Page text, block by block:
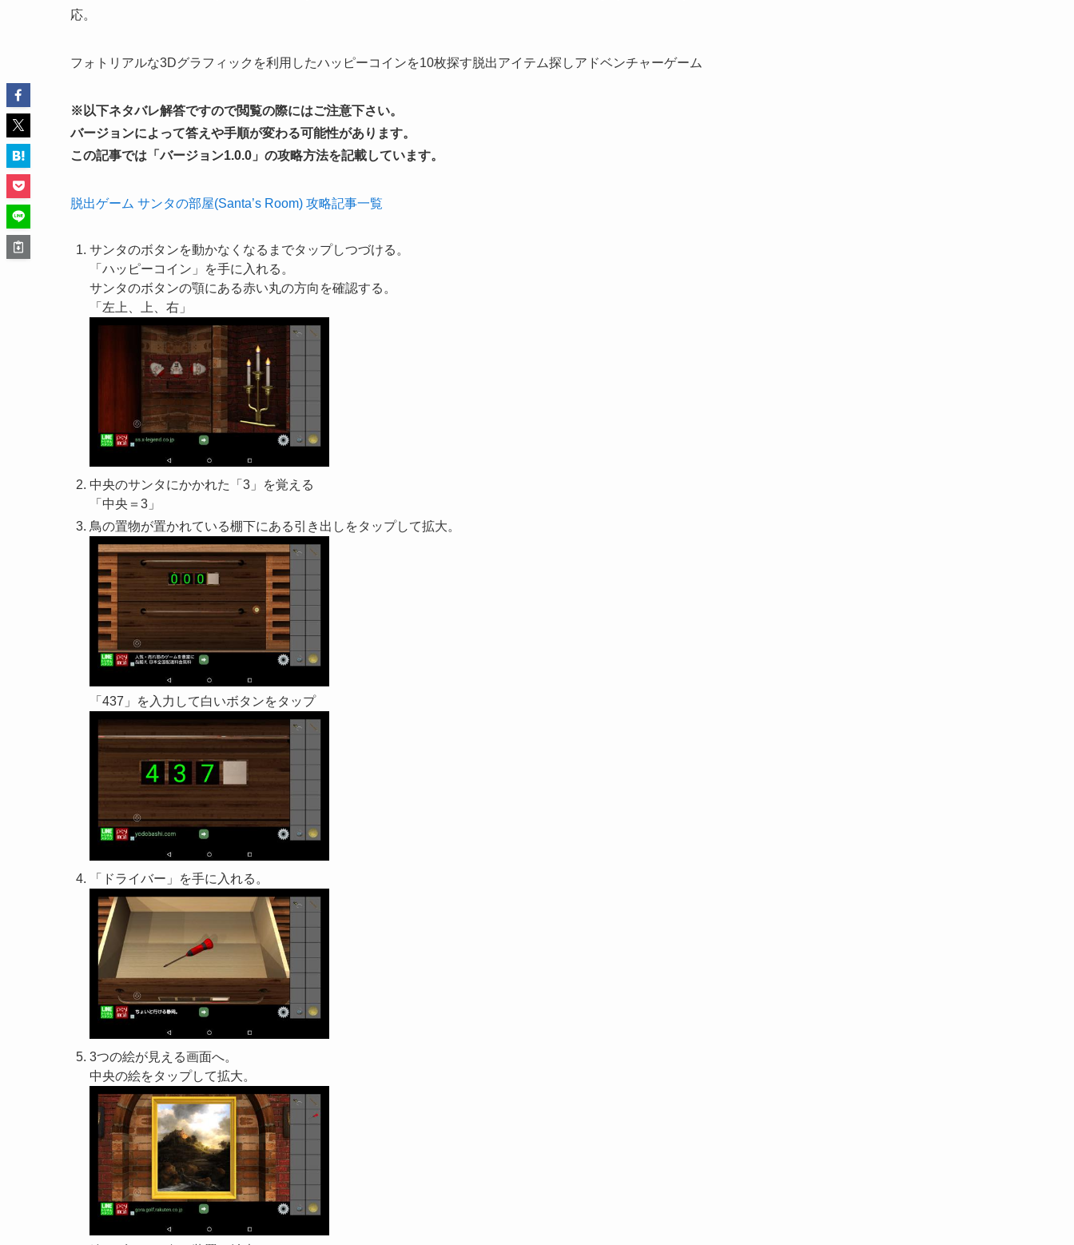
応。
フォトリアルな3Dグラフィックを利用したハッピーコインを10枚探す脱出アイテム探しアドベンチャーゲーム
※以下ネタバレ解答ですので閲覧の際にはご注意下さい。
バージョンによって答えや手順が変わる可能性があります。
この記事では「バージョン1.0.0 」の攻略方法を記載しています。
脱出ゲーム サンタの部屋(Santa’s Room) 攻略記事一覧
サンタのボタンを動かなくなるまでタップしつづける。
「ハッピーコイン」を手に入れる。
サンタのボタンの顎にある赤い丸の方向を確認する。
「左上、上、右」
中央のサンタにかかれた「3」を覚える
「中央＝3」
鳥の置物が置かれている棚下にある引き出しをタップして拡大。
「437」を入力して白いボタンをタップ
「ドライバー」を手に入れる。
3つの絵が見える画面へ。
中央の絵をタップして拡大。